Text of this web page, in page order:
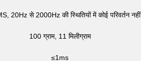
20Hz से 2000Hz की स्थितियों में कोई परिवर्तन नहीं
100 ग्राम, 11 मिलीग्राम
≤1ms